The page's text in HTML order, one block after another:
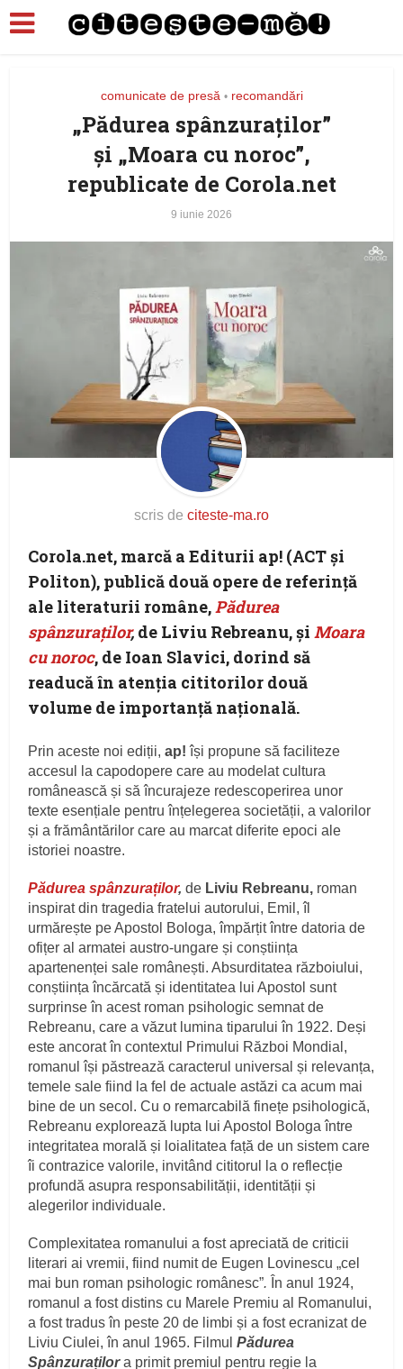
comunicate de presă • recomandări
„Pădurea spânzuraților”
şi „Moara cu noroc”,
republicate de Corola.net
9 iunie 2026
scris de citeste-ma.ro
Corola.net, marcă aEditurii ap! (ACT și
Politon), publică două opere de referință
ale literaturii române,Pădurea
spânzuraților, de Liviu Rebreanu, șiMoara
cu noroc, de Ioan Slavici, dorind să
readucă în atenția cititorilor două
volume de importanță națională.
Prin aceste noi ediții, ap!își propune să faciliteze
accesul la capodopere care au modelat cultura
românească și să încurajeze redescoperirea unor
texte esențiale pentru înțelegerea societății, a valorilor
și a frământărilor care au marcat diferite epoci ale
istoriei noastre.
Pădurea spânzuraților, de Liviu Rebreanu, roman
inspirat din tragedia fratelui autorului, Emil, îl
urmărește pe Apostol Bologa, împărțit între datoria de
ofițer al armatei austro-ungare și conștiința
apartenenței sale românești. Absurditatea războiului,
conștiința încărcată și identitatea lui Apostol sunt
surprinse în acest roman psihologic semnat de
Rebreanu, care a văzut lumina tiparului în 1922. Deși
este ancorat în contextul Primului Război Mondial,
romanul își păstrează caracterul universal și relevanța,
temele sale fiind la fel de actuale astăzi ca acum mai
bine de un secol. Cu o remarcabilă finețe psihologică,
Rebreanu explorează lupta lui Apostol Bologa între
integritatea morală și loialitatea față de un sistem care
îi contrazice valorile, invitând cititorul la o reflecție
profundă asupra responsabilității, identității și
alegerilor individuale.
Complexitatea romanului a fost apreciată de criticii
literari ai vremii, fiind numit de Eugen Lovinescu „cel
mai bun roman psihologic românesc”. În anul 1924,
romanul a fost distins cu Marele Premiu al Romanului,
a fost tradus în peste 20 de limbi și a fost ecranizat de
Liviu Ciulei, în anul 1965. FilmulPădurea
Spânzurațilora primit premiul pentru regie la